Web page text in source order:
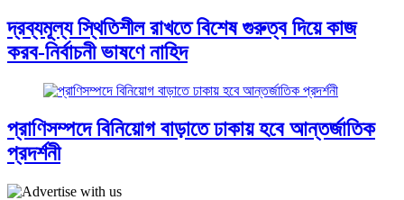
দ্রব্যমূল্য স্থিতিশীল রাখতে বিশেষ গুরুত্ব দিয়ে কাজ
করব-নির্বাচনী ভাষণে নাহিদ
প্রাণিসম্পদে বিনিয়োগ বাড়াতে ঢাকায় হবে আন্তর্জাতিক
প্রদর্শনী